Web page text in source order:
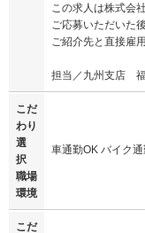
この求人は株式会
ご応募いただいた
ご紹介先と直接雇用
担当／九州支店
こだ
わり
選
択
職場
環境
車通勤OK バイク
こだ